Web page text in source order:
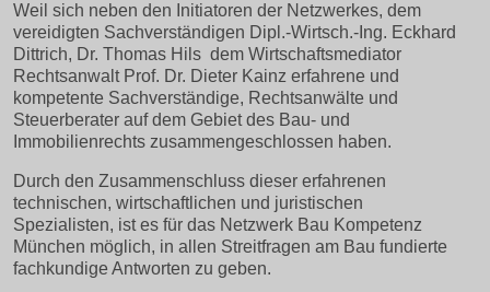
Weil sich neben den Initiatoren der Netzwerkes, dem
vereidigten Sachverständigen Dipl.-Wirtsch.-Ing. Eckhard
Dittrich, Dr. Thomas Hils dem Wirtschaftsmediator
Rechtsanwalt Prof. Dr. Dieter Kainz erfahrene und
kompetente Sachverständige, Rechtsanwälte und
Steuerberater auf dem Gebiet des Bau- und
Immobilienrechts zusammengeschlossen haben.
Durch den Zusammenschluss dieser erfahrenen
technischen, wirtschaftlichen und juristischen
Spezialisten, ist es für das Netzwerk Bau Kompetenz
München möglich, in allen Streitfragen am Bau fundierte
fachkundige Antworten zu geben.